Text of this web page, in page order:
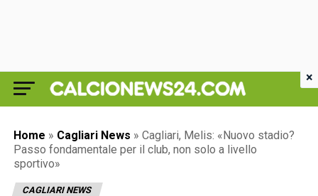
Home » Cagliari News » Cagliari, Melis: «Nuovo stadio?
Passo fondamentale per il club, non solo a livello
sportivo»
CAGLIARI NEWS
×